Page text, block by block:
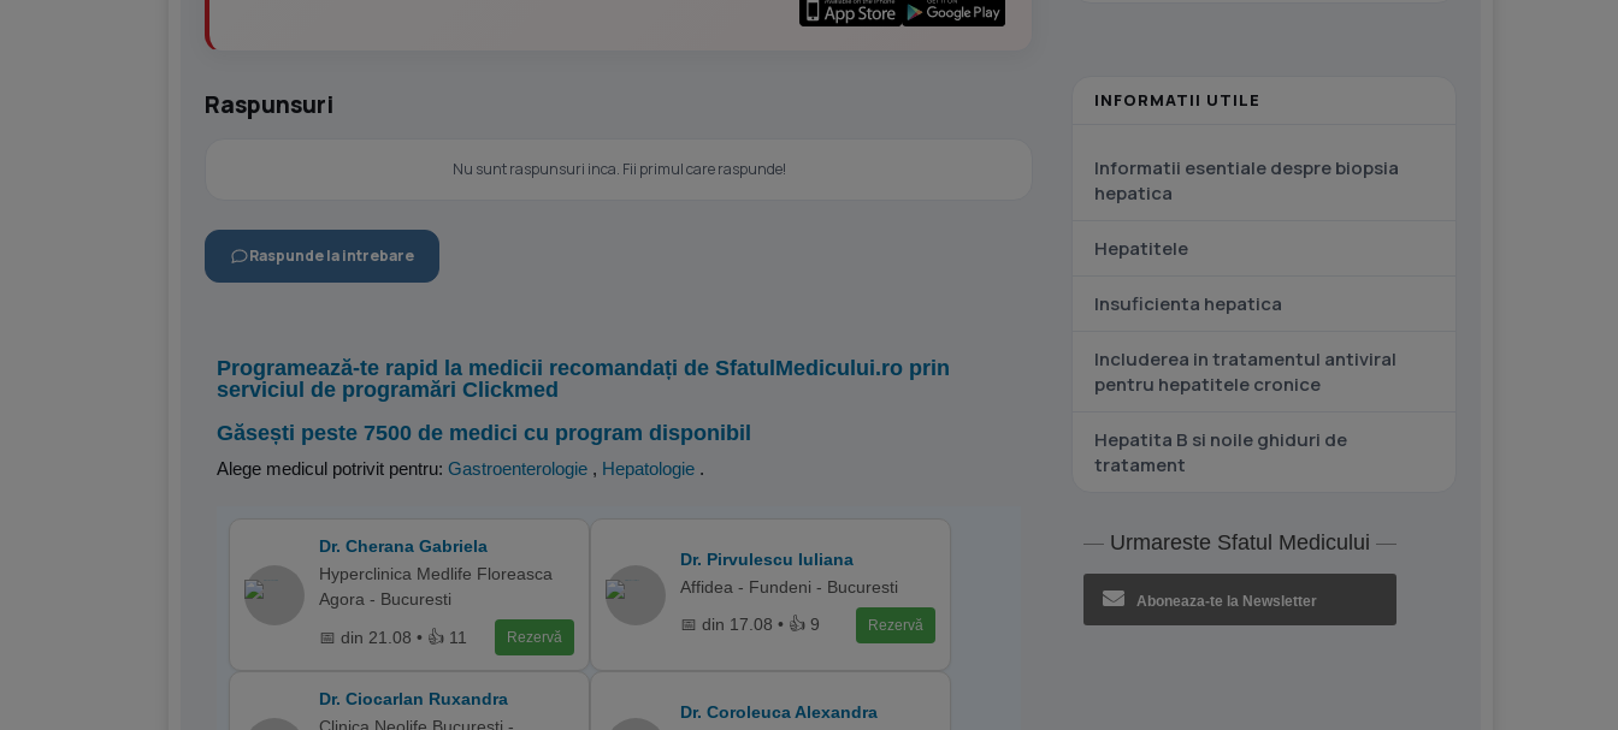
Raspunsuri
Nu sunt raspunsuri inca. Fii primul care raspunde!
Raspunde la intrebare
Programează-te rapid la medicii recomandați de SfatulMedicului.ro prin
serviciul de programări Clickmed
Găsești peste 7500 de medici cu program disponibil
Alege medicul potrivit pentru: Gastroenterologie , Hepatologie .
Dr. Cherana Gabriela
Hyperclinica Medlife Floreasca
Agora - Bucuresti
📅 din 21.08 • 👍 11
Rezervă
Dr. Pirvulescu Iuliana
Affidea - Fundeni - Bucuresti
📅 din 17.08 • 👍 9
Rezervă
Dr. Ciocarlan Ruxandra
Dr. Coroleuca Alexandra
INFORMATII UTILE
Informatii esentiale despre biopsia
hepatica
Hepatitele
Insuficienta hepatica
Includerea in tratamentul antiviral
pentru hepatitele cronice
Hepatita B si noile ghiduri de
tratament
Urmareste Sfatul Medicului
Aboneaza-te la Newsletter